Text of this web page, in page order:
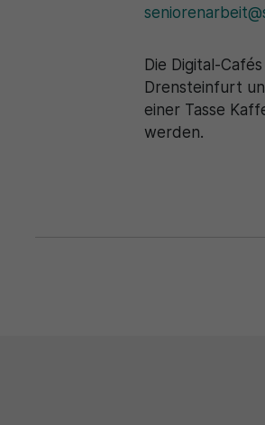
Die Digital-
Drensteinfurt
einer Tasse
werden.